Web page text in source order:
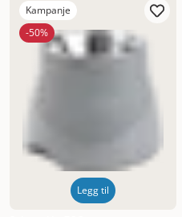
Kampanje
-50%
Legg til